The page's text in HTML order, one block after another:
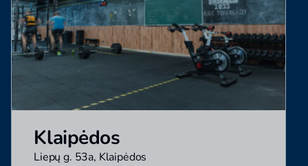
Klaipėdos
Liepų g. 53a, Klaipėdos